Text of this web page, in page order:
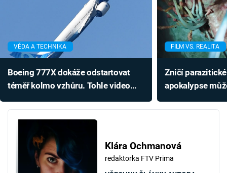
VĚDA A TECHNIKA
Boeing 777X dokáže odstartovat
téměř kolmo vzhůru. Tohle video
FILM VS. REALITA
Zničí
apokalypse
Klára Ochmanová
redaktorka FTV Prima